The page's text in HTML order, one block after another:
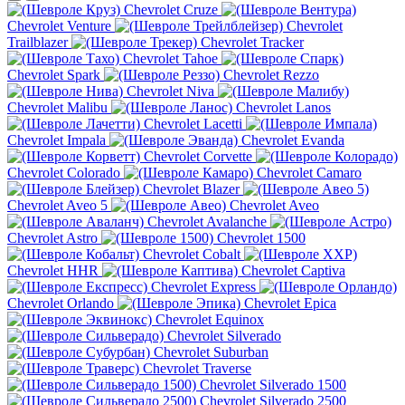
Chevrolet Cruze
Chevrolet Venture
Chevrolet
Trailblazer
Chevrolet Tracker
Chevrolet Tahoe
Chevrolet Spark
Chevrolet Rezzo
Chevrolet Niva
Chevrolet Malibu
Chevrolet Lanos
Chevrolet Lacetti
Chevrolet Impala
Chevrolet Evanda
Chevrolet Corvette
Chevrolet Colorado
Chevrolet Camaro
Chevrolet Blazer
Chevrolet Aveo 5
Chevrolet Aveo
Chevrolet Avalanche
Chevrolet Astro
Chevrolet 1500
Chevrolet Cobalt
Chevrolet HHR
Chevrolet Captiva
Chevrolet Express
Chevrolet Orlando
Chevrolet Epica
Chevrolet Equinox
Chevrolet Silverado
Chevrolet Suburban
Chevrolet Traverse
Chevrolet Silverado 1500
Chevrolet Silverado 2500